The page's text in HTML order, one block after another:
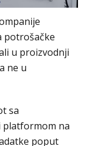
potrošačke
u proizvodnji
ne u
sa
platformom na
poput